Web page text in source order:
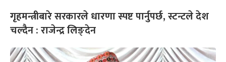
गृहमन्त्रीबारे सरकारले धारणा स्पष्ट पार्नुपर्छ, स्टन्टले देश
चल्दैन : राजेन्द्र लिङ्देन